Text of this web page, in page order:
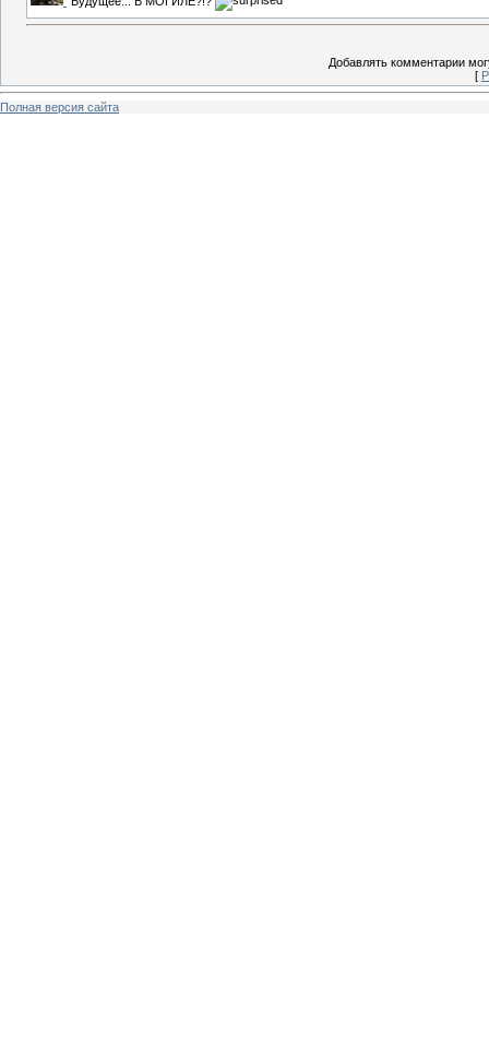
Добавлять комментарии
[
Полная версия сайта